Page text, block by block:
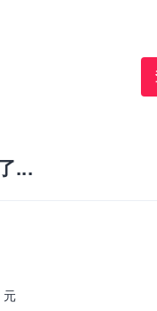
...
元